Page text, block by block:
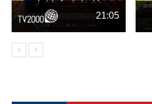
21:05